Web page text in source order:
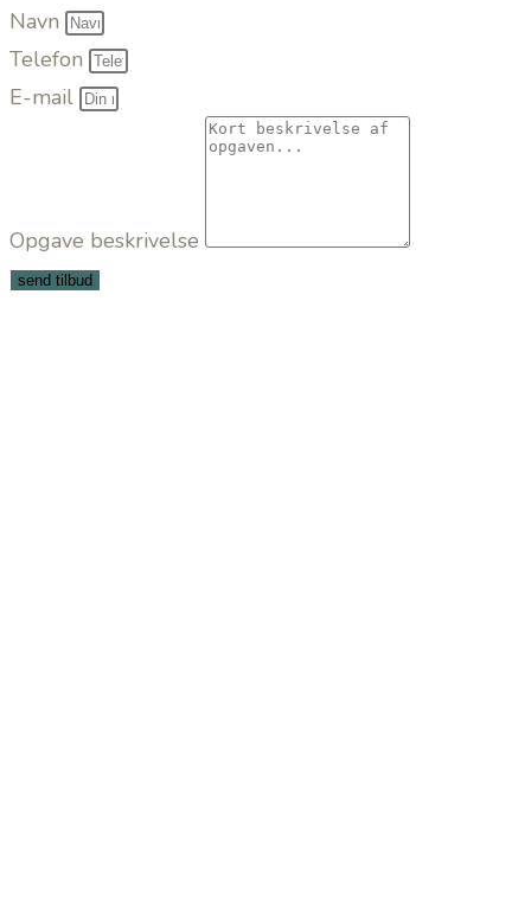
Navn
Telefon
E-mail
Opgave beskrivelse
send tilbud